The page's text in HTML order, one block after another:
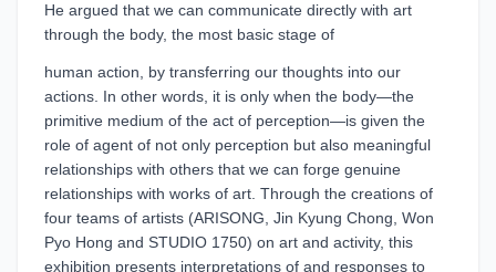
He argued that we can communicate directly with art
through the body, the most basic stage of
human action, by transferring our thoughts into our
actions. In other words, it is only when the body—the
primitive medium of the act of perception—is given the
role of agent of not only perception but also meaningful
relationships with others that we can forge genuine
relationships with works of art. Through the creations of
four teams of artists (ARISONG, Jin Kyung Chong, Won
Pyo Hong and STUDIO 1750) on art and activity, this
exhibition presents interpretations of and responses to